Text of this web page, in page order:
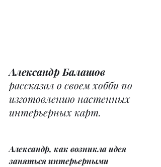
Александр Балашов
рассказал о своем хобби по
изготовлению настенных
интерьерных карт.
Александр, как возникла идея
заняться интерьерными